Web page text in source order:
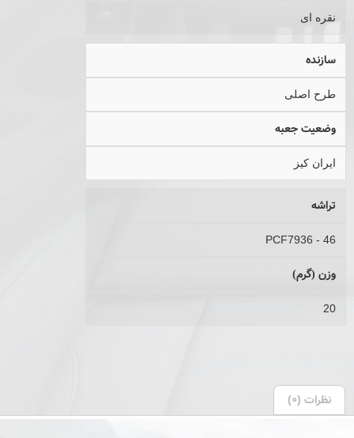
نقره ای
سازنده
طرح اصلی
وضعیت جعبه
ایران کیز
تراشه
46 - PCF7936
وزن (گرم)
20
نظرات (0)